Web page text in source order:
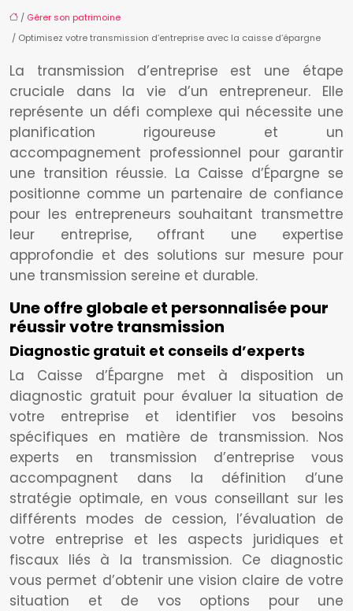
/ Gérer son patrimoine
/ Optimisez votre transmission d’entreprise avec la caisse d’épargne
La transmission d’entreprise est une étape
cruciale dans la vie d’un entrepreneur. Elle
représente un défi complexe qui nécessite une
planification rigoureuse et un
accompagnement professionnel pour garantir
une transition réussie. La Caisse d’Épargne se
positionne comme un partenaire de confiance
pour les entrepreneurs souhaitant transmettre
leur entreprise, offrant une expertise
approfondie et des solutions sur mesure pour
une transmission sereine et durable.
Une offre globale et personnalisée pour
réussir votre transmission
Diagnostic gratuit et conseils d’experts
La Caisse d’Épargne met à disposition un
diagnostic gratuit pour évaluer la situation de
votre entreprise et identifier vos besoins
spécifiques en matière de transmission. Nos
experts en transmission d’entreprise vous
accompagnent dans la définition d’une
stratégie optimale, en vous conseillant sur les
différents modes de cession, l’évaluation de
votre entreprise et les aspects juridiques et
fiscaux liés à la transmission. Ce diagnostic
vous permet d’obtenir une vision claire de votre
situation et de vos options pour une